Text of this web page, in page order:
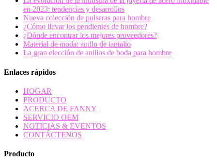
en 2023: tendencias y desarrollos
Nueva colección de pulseras para hombre
¿Cómo llevar los pendientes de hombre?
¿Dónde encontrar los mejores proveedores?
Material de moda: anillo de tantalio
La gran elección de anillos de boda para hombre
Enlaces rápidos
HOGAR
PRODUCTO
ACERCA DE FANNY
SERVICIO OEM
NOTICIAS & EVENTOS
CONTÁCTENOS
Producto